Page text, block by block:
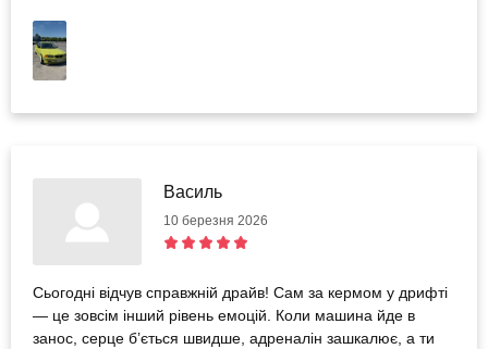
Василь
10 березня 2026
Сьогодні відчув справжній драйв! Сам за кермом у дрифті
— це зовсім інший рівень емоцій. Коли машина йде в
занос, серце б’ється швидше, адреналін зашкалює, а ти